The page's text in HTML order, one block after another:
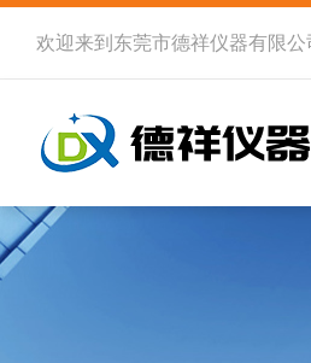
欢迎来到 东莞市德祥仪器有限公